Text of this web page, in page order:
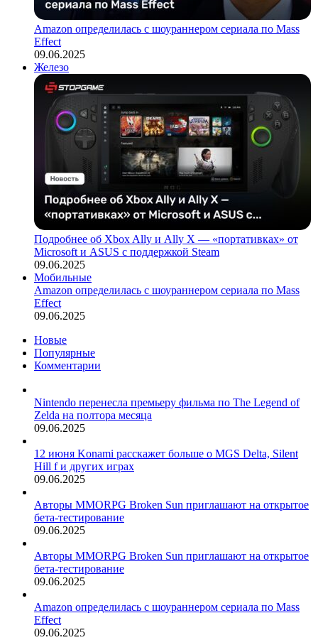
Amazon определилась с шоураннером сериала по Mass
Effect
09.06.2025
Железо
Подробнее об Xbox Ally и Ally X — «портативках» от
Microsoft и ASUS с поддержкой Steam
09.06.2025
Мобильные
Amazon определилась с шоураннером сериала по Mass
Effect
09.06.2025
Новые
Популярные
Комментарии
Nintendo перенесла премьеру фильма по The Legend of
Zelda на полтора месяца
09.06.2025
12 июня Konami расскажет больше о MGS Delta, Silent
Hill f и других играх
09.06.2025
Авторы MMORPG Broken Sun приглашают на открытое
бета-тестирование
09.06.2025
Авторы MMORPG Broken Sun приглашают на открытое
бета-тестирование
09.06.2025
Amazon определилась с шоураннером сериала по Mass
Effect
09.06.2025